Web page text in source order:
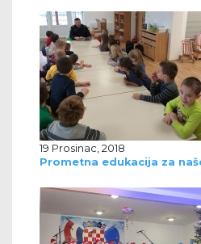
19 Prosinac, 2018
Prometna edukacija za